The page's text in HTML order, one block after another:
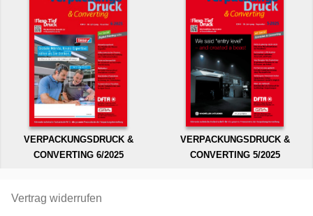
VERPACKUNGSDRUCK &
CONVERTING 6/2025
VERPACKUNGSDRUCK &
CONVERTING 5/2025
Vertrag widerrufen